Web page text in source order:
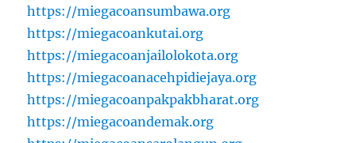
https://miegacoansumbawa.org
https://miegacoankutai.org
https://miegacoanjailolokota.org
https://miegacoanacehpidiejaya.org
https://miegacoanpakpakbharat.org
https://miegacoandemak.org